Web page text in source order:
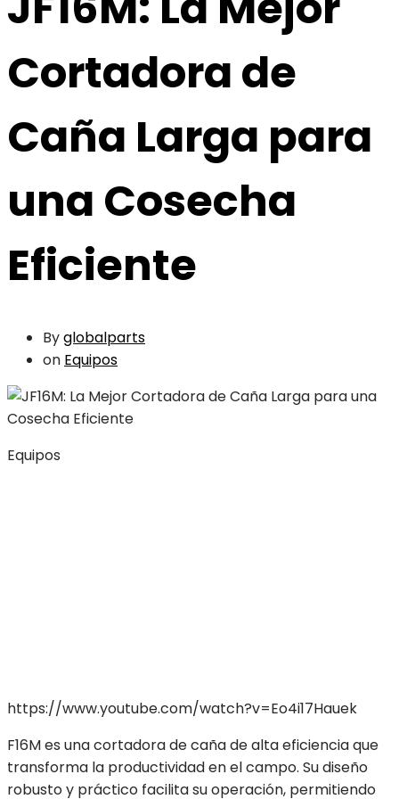
Cortadora de
Caña Larga para
una Cosecha
Eficiente
Byglobalparts
on Equipos
Equipos
https://www.youtube.com/watch?v=Eo4i17Hauek
F16M es una cortadora de caña de alta eficiencia que
transforma la productividad en el campo. Su diseño
robusto y práctico facilita su operación, permitiendo